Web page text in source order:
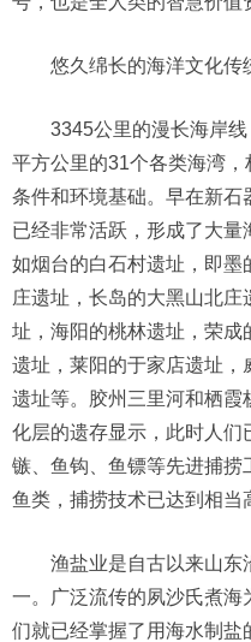
悠久绵长的海洋文化传
3345公里的漫长海岸
平方公里的31个各类海湾
条件和环境基础。早在新
已经非常活跃，形成了大量
如烟台的白石村遗址，即墨
庄遗址，长岛的大黑山北
址，海阳的桃林遗址，荣成
遗址，莱阳的于家店遗址
遗址等。胶州三里河和栖霞
化层的遗存显示，此时人们
镞、鱼钩、鱼镖等先进捕捞
鱼类，捕捞技术已达到相当
渔盐业是自古以来山东
一。广泛流传的夙沙氏煮海
们就已经掌握了用海水制盐